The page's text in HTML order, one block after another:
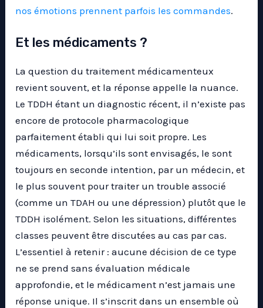
nos émotions prennent parfois les commandes.
Et les médicaments ?
La question du traitement médicamenteux
revient souvent, et la réponse appelle la nuance.
Le TDDH étant un diagnostic récent, il n’existe pas
encore de protocole pharmacologique
parfaitement établi qui lui soit propre. Les
médicaments, lorsqu’ils sont envisagés, le sont
toujours en seconde intention, par un médecin, et
le plus souvent pour traiter un trouble associé
(comme un TDAH ou une dépression) plutôt que le
TDDH isolément. Selon les situations, différentes
classes peuvent être discutées au cas par cas.
L’essentiel à retenir : aucune décision de ce type
ne se prend sans évaluation médicale
approfondie, et le médicament n’est jamais une
réponse unique. Il s’inscrit dans un ensemble où